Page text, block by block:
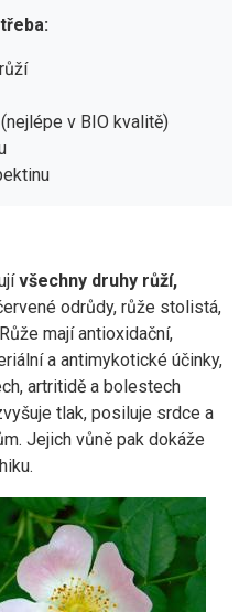
v BIO kvalitě)
všechny druhy růží,
odrůdy, růže stolistá,
mají antioxidační,
a antimykotické účinky,
artritidě a bolestech
tlak, posiluje srdce a
Jejich vůně pak dokáže